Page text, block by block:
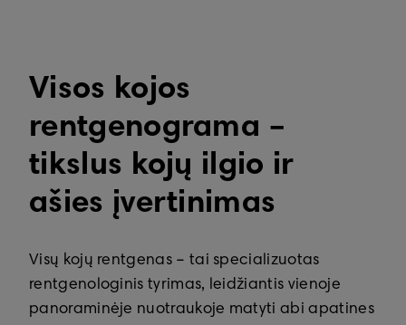
Visos kojos
rentgenograma –
tikslus kojų ilgio ir
ašies įvertinimas
Visų kojų rentgenas – tai specializuotas
rentgenologinis tyrimas, leidžiantis vienoje
panoraminėje nuotraukoje matyti abi apatines